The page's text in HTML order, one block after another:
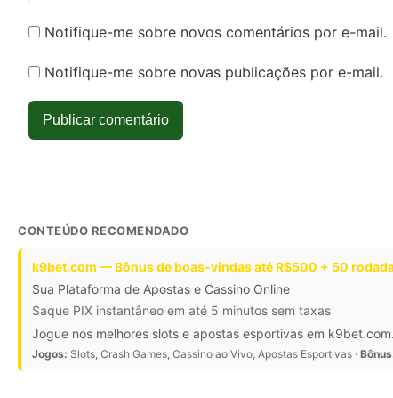
Notifique-me sobre novos comentários por e-mail.
Notifique-me sobre novas publicações por e-mail.
Publicar comentário
CONTEÚDO RECOMENDADO
k9bet.com — Bônus de boas-vindas até R$500 + 50
Sua Plataforma de Apostas e Cassino Online
Saque PIX instantâneo em até 5 minutos sem taxas
Jogue nos melhores slots e apostas esportivas em
Jogos: Slots, Crash Games, Cassino ao Vivo, Apostas Esportivas ·